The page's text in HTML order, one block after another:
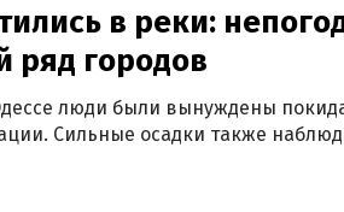
в реки:
ряд городов
люди были вынуждены
Сильные осадки также